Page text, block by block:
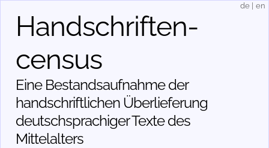
Handschriften­
census
Eine Bestandsaufnahme der
handschriftlichen Über­lieferung
deutschsprachiger Texte des
Mittelalters
de en